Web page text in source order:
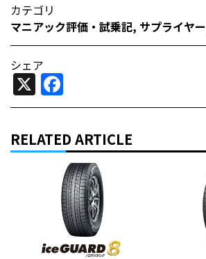
カテゴリ
マニアック評価・試乗記, サプライヤー
シェア
X
RELATED ARTICLE